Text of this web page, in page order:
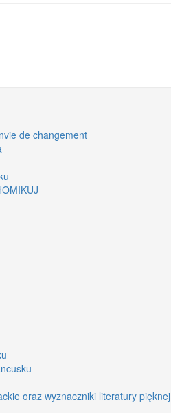
de changement
oraz wyznaczniki literatury pięknej